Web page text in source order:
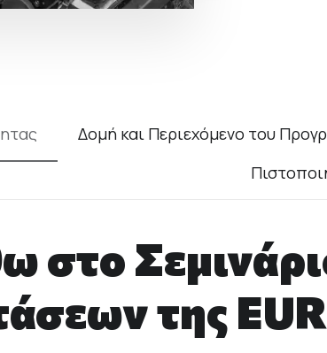
Δομή και Περιεχόμενο του
στο
της